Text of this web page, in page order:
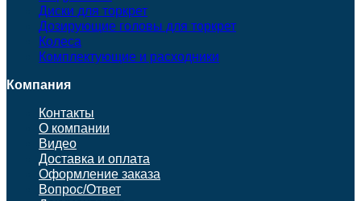
Диски для торкрет
Дозирующие головы для торкрет
Колеса
Комплектующие и расходники
Компания
Контакты
О компании
Видео
Доставка и оплата
Оформление заказа
Вопрос/Ответ